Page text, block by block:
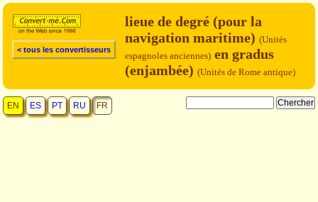
< tous les convertisseurs
lieue de degré (pour la
navigation maritime) (Unités
espagnoles anciennes) en gradus
(enjambée) (Unités de Rome antique)
EN ES PT RU FR